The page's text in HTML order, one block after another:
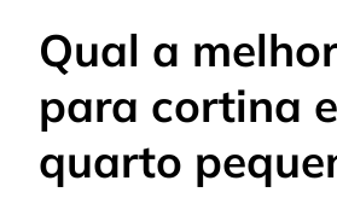
Qual a
para cortina
quarto